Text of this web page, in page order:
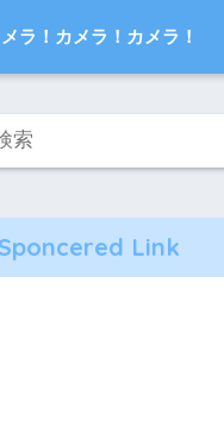
ラ！カメラ！カメラ！
Link